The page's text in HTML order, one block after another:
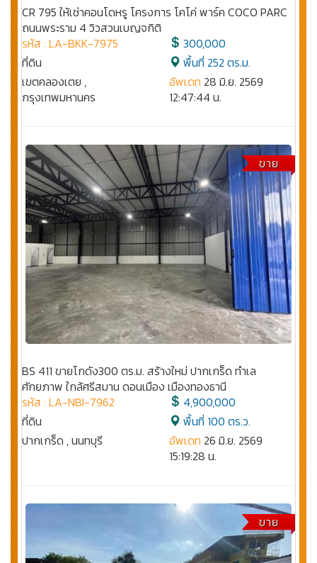
CR 795 ให้เช่าคอนโดหรู โครงการ โคโค่ พาร์ค COCO PARC
ถนนพระราม 4 วิวสวนเบญจกิติ
รหัส : LA-BKK-7975
ที่ดิน
เขตคลองเตย ,
กรุงเทพมหานคร
300,000
พื้นที่ 252 ตร.ม.
อัพเดท 28 มิ.ย. 2569
12:47:44 น.
ขาย
BS 411 ขายโกดัง300 ตร.ม. สร้างใหม่ ปากเกร็ด ทำเล
ศักยภาพ ใกล้ศรีสมาน ดอนเมือง เมืองทองธานี
รหัส : LA-NBI-7962
ที่ดิน
ปากเกร็ด , นนทบุรี
4,900,000
พื้นที่ 100 ตร.ว.
อัพเดท 26 มิ.ย. 2569
15:19:28 น.
ขาย